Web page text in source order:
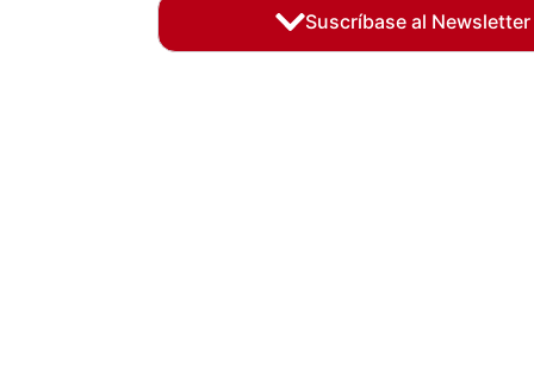
Suscríbase al